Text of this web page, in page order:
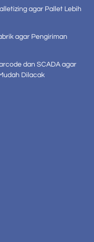
agar Pallet Lebih
agar Pengiriman
dan SCADA agar
Dilacak